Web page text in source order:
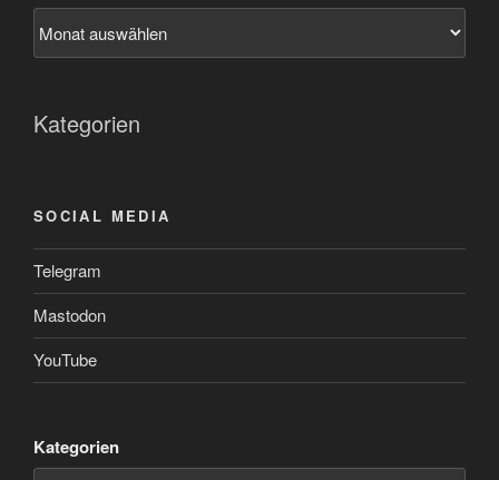
Kategorien
SOCIAL MEDIA
Telegram
Mastodon
YouTube
Kategorien